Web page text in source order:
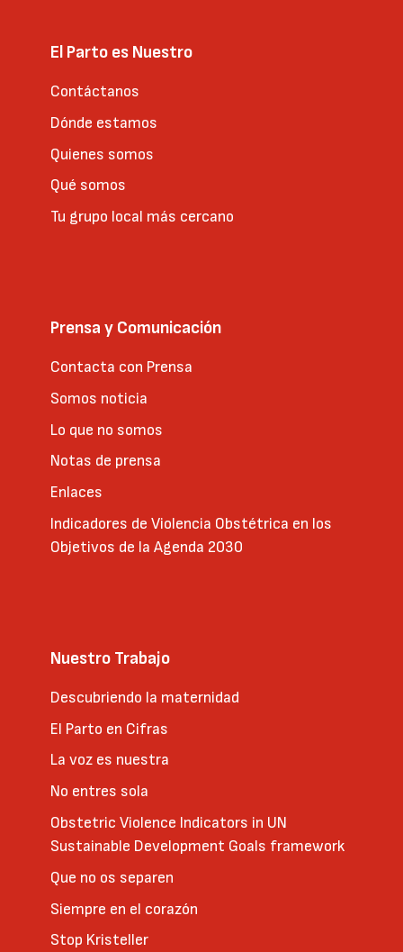
El Parto es Nuestro
Contáctanos
Dónde estamos
Quienes somos
Qué somos
Tu grupo local más cercano
Prensa y Comunicación
Contacta con Prensa
Somos noticia
Lo que no somos
Notas de prensa
Enlaces
Indicadores de Violencia Obstétrica en los
Objetivos de la Agenda 2030
Nuestro Trabajo
Descubriendo la maternidad
El Parto en Cifras
La voz es nuestra
No entres sola
Obstetric Violence Indicators in UN
Sustainable Development Goals framework
Que no os separen
Siempre en el corazón
Stop Kristeller